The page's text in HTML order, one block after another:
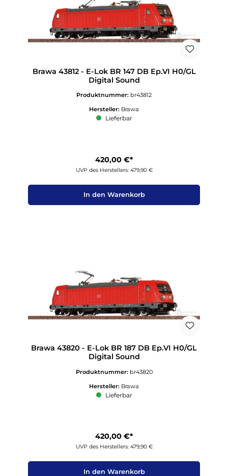
Brawa 43812 - E-Lok BR 147 DB Ep.VI H0/GL
Digital Sound
Produktnummer: br43812
Hersteller: Brawa
Lieferbar
420,00 €*
UVP des Herstellers: 479,90 €
In den Warenkorb
Brawa 43820 - E-Lok BR 187 DB Ep.VI H0/GL
Digital Sound
Produktnummer: br43820
Hersteller: Brawa
Lieferbar
420,00 €*
UVP des Herstellers: 479,90 €
In den Warenkorb